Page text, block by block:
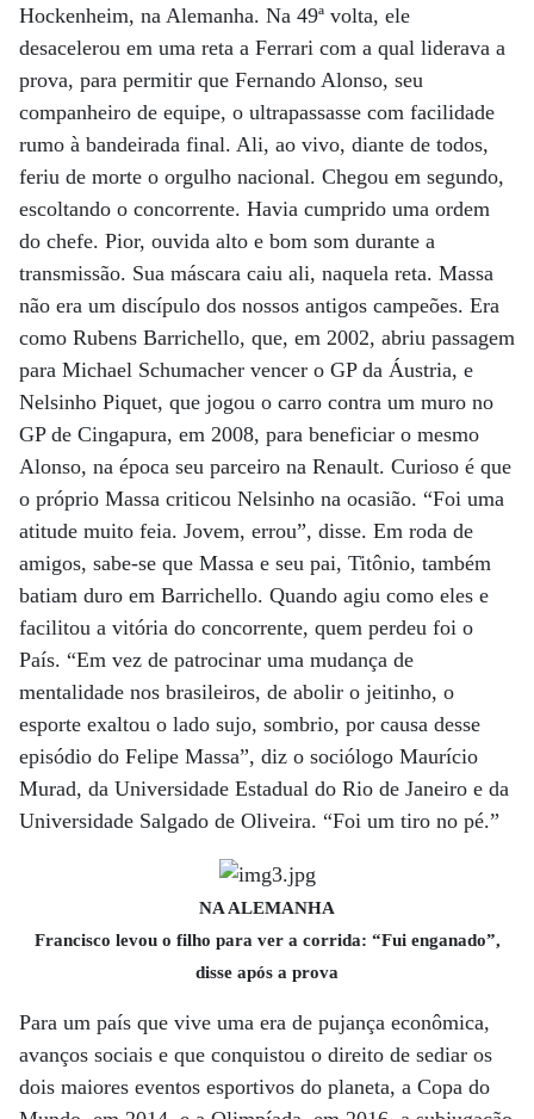
Hockenheim, na Alemanha. Na 49ª volta, ele
desacelerou em uma reta a Ferrari com a qual liderava a
prova, para permitir que Fernando Alonso, seu
companheiro de equipe, o ultrapassasse com facilidade
rumo à bandeirada final. Ali, ao vivo, diante de todos,
feriu de morte o orgulho nacional. Chegou em segundo,
escoltando o concorrente. Havia cumprido uma ordem
do chefe. Pior, ouvida alto e bom som durante a
transmissão. Sua máscara caiu ali, naquela reta. Massa
não era um discípulo dos nossos antigos campeões. Era
como Rubens Barrichello, que, em 2002, abriu passagem
para Michael Schumacher vencer o GP da Áustria, e
Nelsinho Piquet, que jogou o carro contra um muro no
GP de Cingapura, em 2008, para beneficiar o mesmo
Alonso, na época seu parceiro na Renault. Curioso é que
o próprio Massa criticou Nelsinho na ocasião. “Foi uma
atitude muito feia. Jovem, errou”, disse. Em roda de
amigos, sabe-se que Massa e seu pai, Titônio, também
batiam duro em Barrichello. Quando agiu como eles e
facilitou a vitória do concorrente, quem perdeu foi o
País. “Em vez de patrocinar uma mudança de
mentalidade nos brasileiros, de abolir o jeitinho, o
esporte exaltou o lado sujo, sombrio, por causa desse
episódio do Felipe Massa”, diz o sociólogo Maurício
Murad, da Universidade Estadual do Rio de Janeiro e da
Universidade Salgado de Oliveira. “Foi um tiro no pé.”
NA ALEMANHA
Francisco levou o filho para ver a corrida: “Fui enganado”,
disse após a prova
Para um país que vive uma era de pujança econômica,
avanços sociais e que conquistou o direito de sediar os
dois maiores eventos esportivos do planeta, a Copa do